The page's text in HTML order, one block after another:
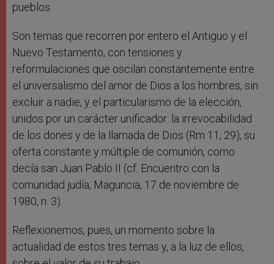
pueblos.
Son temas que recorren por entero el Antiguo y el
Nuevo Testamento, con tensiones y
reformulaciones que oscilan constantemente entre
el universalismo del amor de Dios a los hombres, sin
excluir a nadie, y el particularismo de la elección,
unidos por un carácter unificador: la irrevocabilidad
de los dones y de la llamada de Dios (Rm 11, 29), su
oferta constante y múltiple de comunión, como
decía san Juan Pablo II (cf. Encuentro con la
comunidad judía, Maguncia, 17 de noviembre de
1980, n. 3).
Reflexionemos, pues, un momento sobre la
actualidad de estos tres temas y, a la luz de ellos,